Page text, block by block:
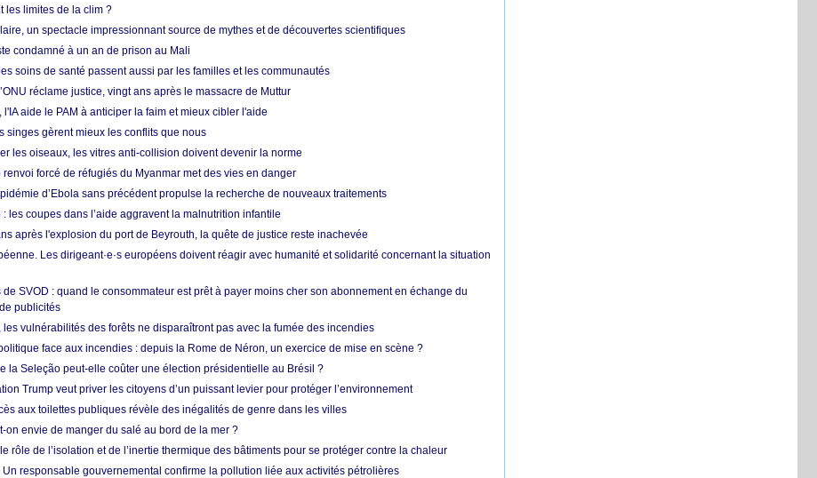
les limites de la clim ?
un spectacle impressionnant source de mythes et de découvertes scientifiques
condamné à un an de prison au Mali
soins de santé passent aussi par les familles et les communautés
réclame justice, vingt ans après le massacre de Muttur
l'IA aide le PAM à anticiper la faim et mieux cibler l'aide
singes gèrent mieux les conflits que nous
les oiseaux, les vitres anti-collision doivent devenir la norme
renvoi forcé de réfugiés du Myanmar met des vies en danger
d’Ebola sans précédent propulse la recherche de nouveaux traitements
les coupes dans l’aide aggravent la malnutrition infantile
après l'explosion du port de Beyrouth, la quête de justice reste inachevée
Les dirigeant·e·s européens doivent réagir avec humanité et solidarité concernant la situation
de SVOD : quand le consommateur est prêt à payer moins cher son abonnement en échange du
publicités
les vulnérabilités des forêts ne disparaîtront pas avec la fumée des incendies
face aux incendies : depuis la Rome de Néron, un exercice de mise en scène ?
la Seleção peut-elle coûter une élection présidentielle au Brésil ?
Trump veut priver les citoyens d’un puissant levier pour protéger l’environnement
aux toilettes publiques révèle des inégalités de genre dans les villes
on envie de manger du salé au bord de la mer ?
rôle de l’isolation et de l’inertie thermique des bâtiments pour se protéger contre la chaleur
Un responsable gouvernemental confirme la pollution liée aux activités pétrolières